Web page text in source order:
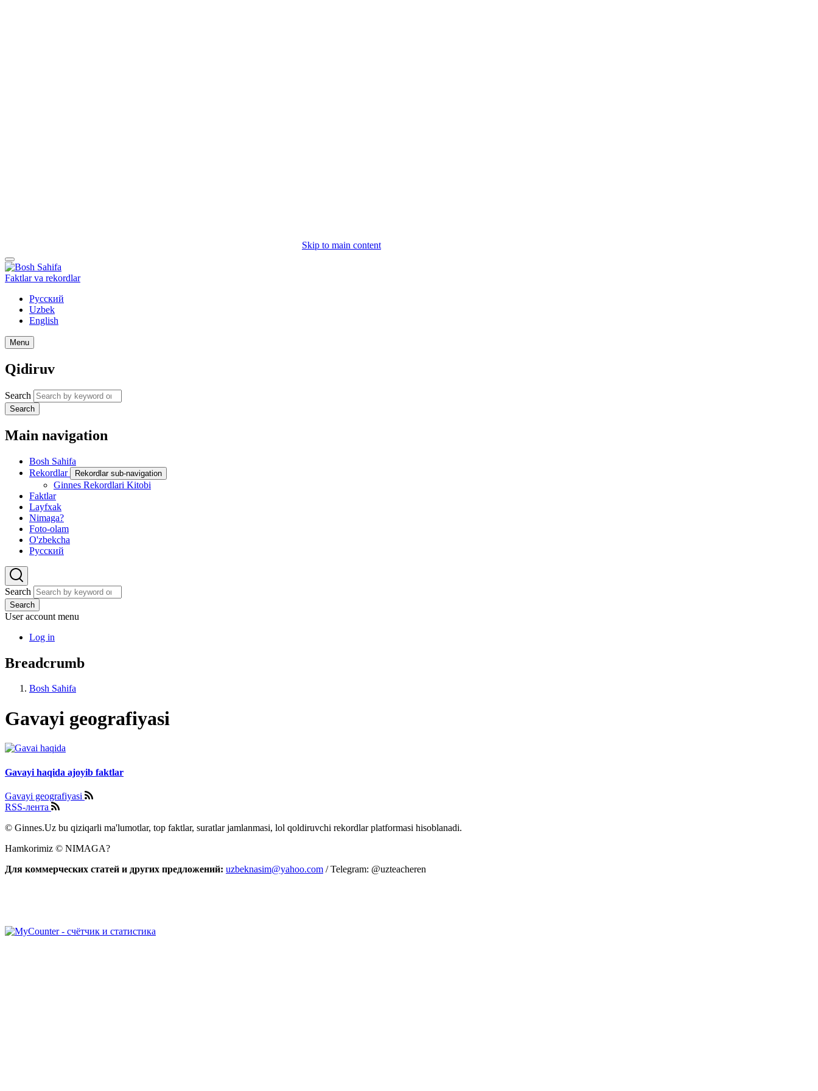
Skip to main content
Faktlar va rekordlar
Русский
Uzbek
English
Menu
Qidiruv
Search
Search
Main navigation
Bosh Sahifa
Rekordlar
Rekordlar sub-navigation
Ginnes Rekordlari Kitobi
Faktlar
Layfxak
Nimaga?
Foto-olam
O'zbekcha
Русский
Search
Search
User account menu
Log in
Breadcrumb
Bosh Sahifa
Gavayi geografiyasi
Gavayi haqida ajoyib faktlar
Gavayi geografiyasi
RSS-лента
© Ginnes.Uz bu qiziqarli ma'lumotlar, top faktlar, suratlar jamlanmasi, lol qoldiruvchi rekordlar platformasi hisoblanadi.
Hamkorimiz © NIMAGA?
Для коммерческих статей и других предложений: uzbeknasim@yahoo.com / Telegram: @uzteacheren